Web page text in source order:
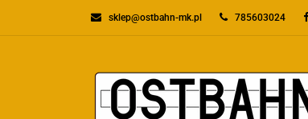
sklep@ostbahn-mk.pl 785603024
KATEGORIE